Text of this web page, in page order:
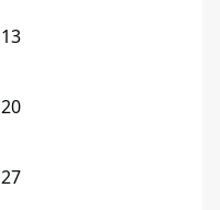
13
20
27